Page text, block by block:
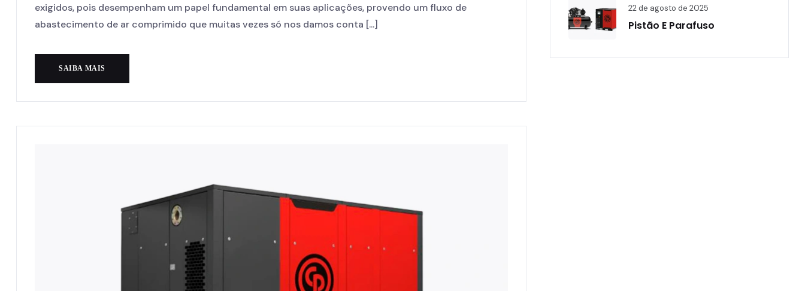
exigidos, pois desempenham um papel fundamental em suas aplicações, provendo um fluxo de
abastecimento de ar comprimido que muitas vezes só nos damos conta [...]
SAIBA MAIS
22 de agosto de 2025
Pistão E Parafuso